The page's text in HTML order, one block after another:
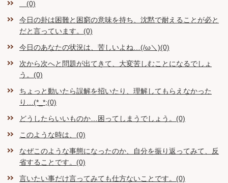
(0)
今日の卦は困難と困窮の意味を持ち、沈黙で耐えることが必と
だと言っています。(0)
今日のあなたの状況は、苦しいよね…(/ω＼)(0)
次から次へと問題が出てきて、大変苦しむことになるでしょ
う。(0)
ちょっと動いたら誤解を招いたり、理解してもらえなかった
り…(*_*;(0)
どうしたらいいものか…困ってしまうでしょう。(0)
このような時は、(0)
なぜこのような事態になったのか、自分を振り返ってみて、反
省することです。(0)
言いたい事だけ言ってみても仕方ないことです。(0)